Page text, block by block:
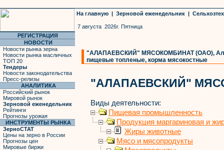
На главную | Зерновой еженедельник |
7 августа 2026г. Пятница
РЕГИСТРАЦИЯ
НОВОСТИ
Новости рынка зерна
Новости рынка масличных
ТОП 20
Тендеры
Новости законодательства
Пресс-релизы
АНАЛИТИКА
Российский рынок
Мировой рынок
Зерновой еженедельник
Рейтинги
Прогнозы урожая
ИНСТРУМЕНТЫ РЫНКА
ЗерноСТАТ
Цены на зерно в России
Прогнозы цен
Мировые биржи
"АЛАПАЕВСКИЙ" МЯСОКОМБИНАТ (ОАО),
пищевые топленые, корма мясокостные
"АЛАПАЕВСКИЙ"
Виды деятельности:
Пищевая промышленность
Продукция маргариновая и
Жиры животные
Мясо и мясопродукты